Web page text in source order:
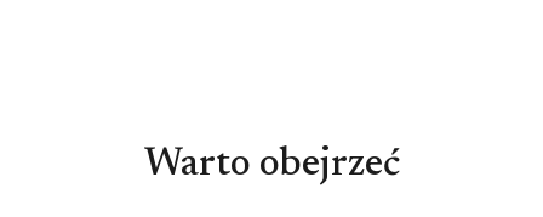
Warto obejrzeć